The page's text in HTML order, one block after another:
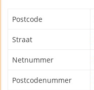
Postcode
Straat
Netnummer
Postcodenummer